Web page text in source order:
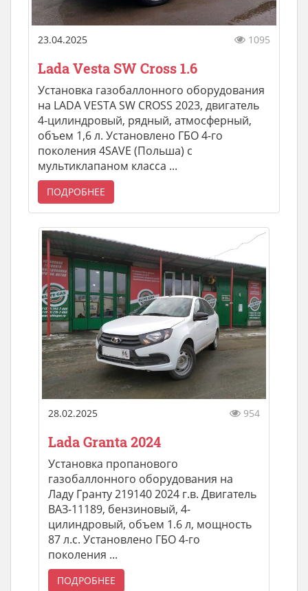
23.04.2025 1095
Lada Vesta SW Cross 1.6
Установка газобаллонного оборудования
на LADA VESTA SW CROSS 2023, двигатель
4-цилиндровый, рядный, атмосферный,
объем 1,6 л. Установлено ГБО 4-го
поколения 4SAVE (Польша) с
мультиклапаном класса ...
ПОДРОБНЕЕ
28.02.2025 954
Lada Granta 2024
Установка пропанового
газобаллонного оборудования на
Ладу Гранту 219140 2024 г.в. Двигатель
ВАЗ-11189, бензиновый, 4-
цилиндровый, объем 1.6 л, мощность
87 л.с. Установлено ГБО 4-го
поколения ...
ПОДРОБНЕЕ